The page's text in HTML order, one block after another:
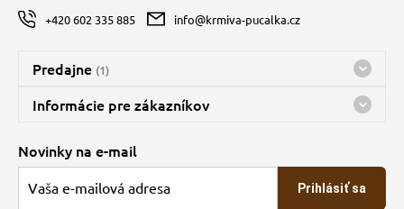
+420 602 335 885 info@krmiva-pucalka.cz
Predajne (1)
Predajňa a sklad Kbely
Bohužiaľ, momentálne máme zatvorené
Informácie pre zákazníkov
O spoločnosti
Veľkoobchod
Novinky na e-mail
Prihlásiť sa